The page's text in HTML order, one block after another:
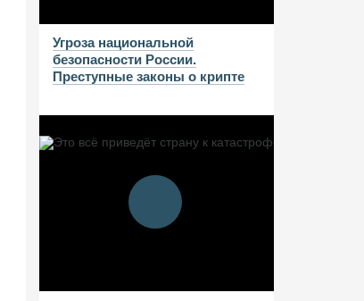
Угроза национальной
безопасности России.
Преступные законы о крипте